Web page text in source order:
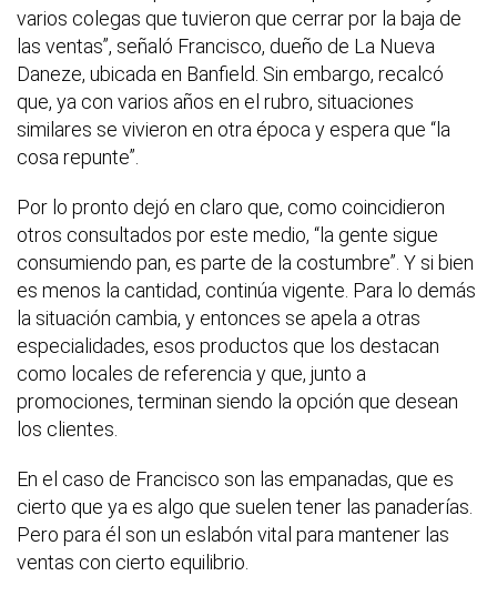
varios colegas que tuvieron que cerrar por la baja de
las ventas”, señaló Francisco, dueño de La Nueva
Daneze, ubicada en Banfield. Sin embargo, recalcó
que, ya con varios años en el rubro, situaciones
similares se vivieron en otra época y espera que “la
cosa repunte”.
Por lo pronto dejó en claro que, como coincidieron
otros consultados por este medio, “la gente sigue
consumiendo pan, es parte de la costumbre”. Y si bien
es menos la cantidad, continúa vigente. Para lo demás
la situación cambia, y entonces se apela a otras
especialidades, esos productos que los destacan
como locales de referencia y que, junto a
promociones, terminan siendo la opción que desean
los clientes.
En el caso de Francisco son las empanadas, que es
cierto que ya es algo que suelen tener las panaderías.
Pero para él son un eslabón vital para mantener las
ventas con cierto equilibrio.